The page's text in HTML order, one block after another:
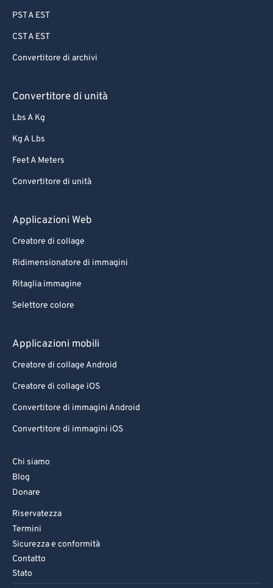
PST A EST
CST A EST
Convertitore di archivi
Convertitore di unità
Lbs A Kg
Kg A Lbs
Feet A Meters
Convertitore di unità
Applicazioni Web
Creatore di collage
Ridimensionatore di immagini
Ritaglia immagine
Selettore colore
Applicazioni mobili
Creatore di collage Android
Creatore di collage iOS
Convertitore di immagini Android
Convertitore di immagini iOS
Chi siamo
Blog
Donare
Riservatezza
Termini
Sicurezza e conformità
Contatto
Stato